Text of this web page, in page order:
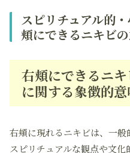
スピリチュアル的
頬にできるニキビ
右頬にできるニ
に関する象徴的
右頬に現れるニキビは、一般
スピリチュアルな観点や文